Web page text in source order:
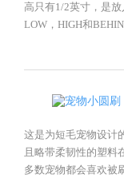
高只有1/2英寸，是
LOW，HIGH和
这是为短毛宠物设计
且略带柔韧性的塑料
多数宠物都会喜欢被